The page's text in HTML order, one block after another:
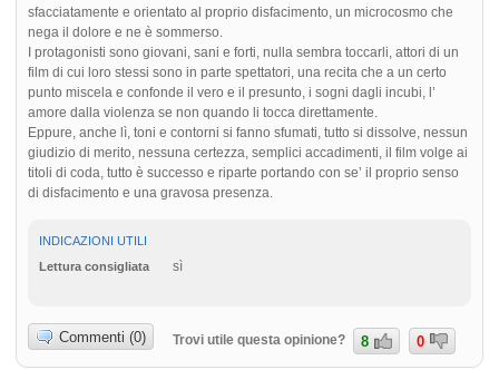
sfacciatamente e orientato al proprio disfacimento, un microcosmo che
nega il dolore e ne è sommerso.
I protagonisti sono giovani, sani e forti, nulla sembra toccarli, attori di un
film di cui loro stessi sono in parte spettatori, una recita che a un certo
punto miscela e confonde il vero e il presunto, i sogni dagli incubi, l’
amore dalla violenza se non quando li tocca direttamente.
Eppure, anche lì, toni e contorni si fanno sfumati, tutto si dissolve, nessun
giudizio di merito, nessuna certezza, semplici accadimenti, il film volge ai
titoli di coda, tutto è successo e riparte portando con se’ il proprio senso
di disfacimento e una gravosa presenza.
INDICAZIONI UTILI
Lettura consigliata
sì
Commenti (0) Trovi utile questa opinione? 8 0